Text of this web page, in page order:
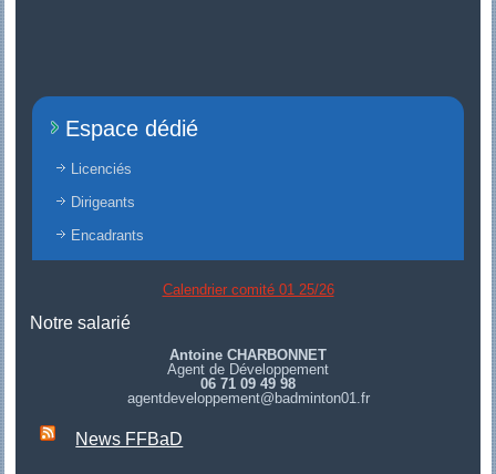
Espace dédié
Licenciés
Dirigeants
Encadrants
Calendrier comité 01 25/26
Notre salarié
Antoine CHARBONNET
Agent de Développement
06 71 09 49 98
agentdeveloppement@badminton01.fr
News FFBaD